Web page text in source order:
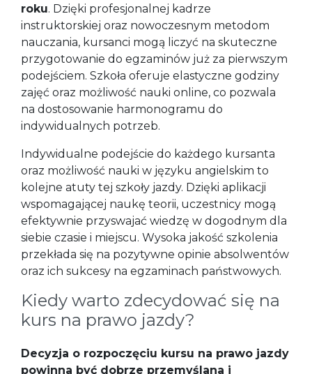
roku. Dzięki profesjonalnej kadrze
instruktorskiej oraz nowoczesnym metodom
nauczania, kursanci mogą liczyć na skuteczne
przygotowanie do egzaminów już za pierwszym
podejściem. Szkoła oferuje elastyczne godziny
zajęć oraz możliwość nauki online, co pozwala
na dostosowanie harmonogramu do
indywidualnych potrzeb.
Indywidualne podejście do każdego kursanta
oraz możliwość nauki w języku angielskim to
kolejne atuty tej szkoły jazdy. Dzięki aplikacji
wspomagającej naukę teorii, uczestnicy mogą
efektywnie przyswajać wiedzę w dogodnym dla
siebie czasie i miejscu. Wysoka jakość szkolenia
przekłada się na pozytywne opinie absolwentów
oraz ich sukcesy na egzaminach państwowych.
Kiedy warto zdecydować się na
kurs na prawo jazdy?
Decyzja o rozpoczęciu kursu na prawo jazdy
powinna być dobrze przemyślana i